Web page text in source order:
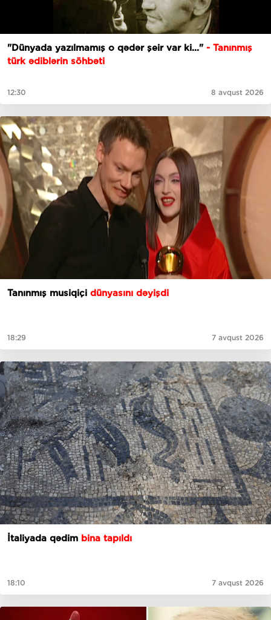
"Dünyada yazılmamış o qədər şeir var ki..." - Tanınmış
türk ədiblərin söhbəti
12:30 8 avqust 2026
Tanınmış musiqiçi dünyasını dəyişdi
18:29 7 avqust 2026
İtaliyada qədim bina tapıldı
18:10 7 avqust 2026